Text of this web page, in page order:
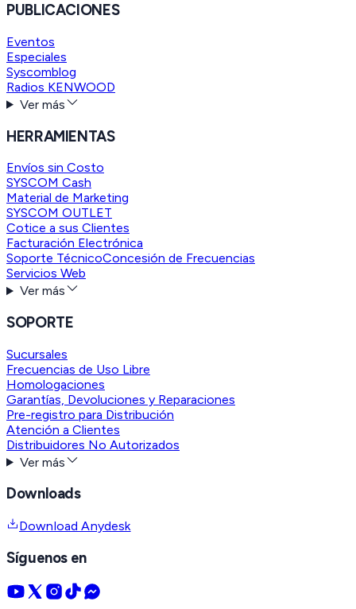
PUBLICACIONES
Eventos
Especiales
Syscomblog
Radios KENWOOD
Ver más
HERRAMIENTAS
Envíos sin Costo
SYSCOM Cash
Material de Marketing
SYSCOM OUTLET
Cotice a sus Clientes
Facturación Electrónica
Soporte TécnicoConcesión de Frecuencias
Servicios Web
Ver más
SOPORTE
Sucursales
Frecuencias de Uso Libre
Homologaciones
Garantías, Devoluciones y Reparaciones
Pre-registro para Distribución
Atención a Clientes
Distribuidores No Autorizados
Ver más
Downloads
Download Anydesk
Síguenos en